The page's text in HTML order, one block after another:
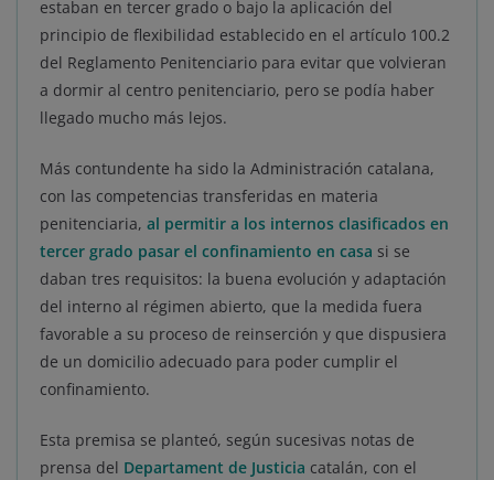
estaban en tercer grado o bajo la aplicación del
principio de flexibilidad establecido en el artículo 100.2
del Reglamento Penitenciario para evitar que volvieran
a dormir al centro penitenciario, pero se podía haber
llegado mucho más lejos.
Más contundente ha sido la Administración catalana,
con las competencias transferidas en materia
penitenciaria, al permitir a los internos clasificados en
tercer grado pasar el confinamiento en casa si se
daban tres requisitos: la buena evolución y adaptación
del interno al régimen abierto, que la medida fuera
favorable a su proceso de reinserción y que dispusiera
de un domicilio adecuado para poder cumplir el
confinamiento.
Esta premisa se planteó, según sucesivas notas de
prensa del Departament de Justicia catalán, con el